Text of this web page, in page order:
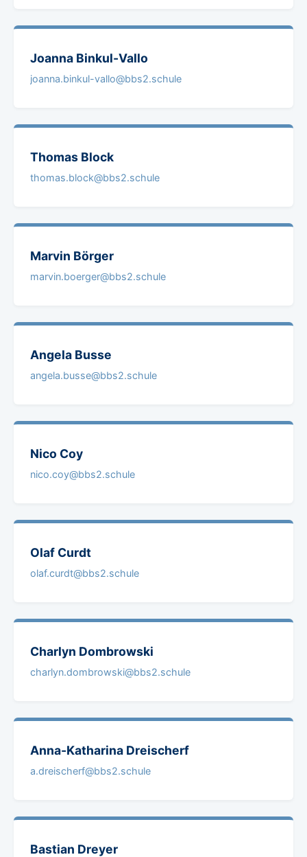
Joanna Binkul-Vallo
joanna.binkul-vallo@bbs2.schule
Thomas Block
thomas.block@bbs2.schule
Marvin Börger
marvin.boerger@bbs2.schule
Angela Busse
angela.busse@bbs2.schule
Nico Coy
nico.coy@bbs2.schule
Olaf Curdt
olaf.curdt@bbs2.schule
Charlyn Dombrowski
charlyn.dombrowski@bbs2.schule
Anna-Katharina Dreischerf
a.dreischerf@bbs2.schule
Bastian Dreyer